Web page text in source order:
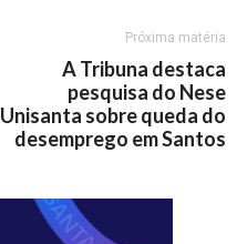
Próxima matéria
A Tribuna destaca
pesquisa do Nese
Unisanta sobre queda do
desemprego em Santos